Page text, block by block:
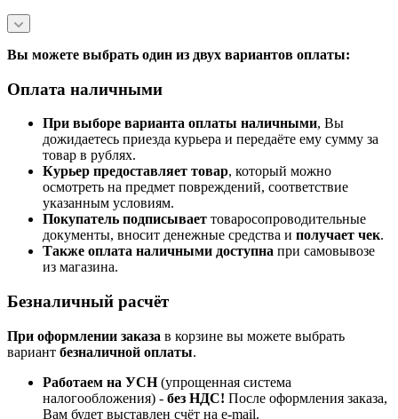
Вы можете выбрать один из двух вариантов оплаты:
Оплата наличными
При выборе варианта оплаты наличными, Вы
дожидаетесь приезда курьера и передаёте ему сумму за
товар в рублях.
Курьер предоставляет товар, который можно
осмотреть на предмет повреждений, соответствие
указанным условиям.
Покупатель подписывает товаросопроводительные
документы, вносит денежные средства и получает чек.
Также оплата наличными доступна при самовывозе
из магазина.
Безналичный расчёт
При оформлении заказа в корзине вы можете выбрать
вариант безналичной оплаты.
Работаем на УСН(упрощенная система
налогообложения) - без НДС! После оформления заказа,
Вам будет выставлен счёт на e-mail.